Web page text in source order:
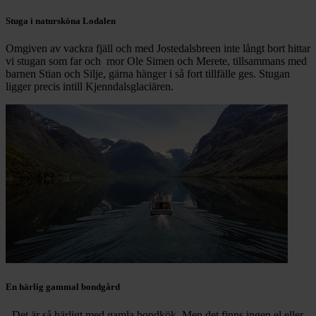
Stuga i natursköna Lodalen
Omgiven av vackra fjäll och med Jostedalsbreen inte långt bort hittar
vi stugan som far och mor Ole Simen och Merete, tillsammans med
barnen Stian och Silje, gärna hänger i så fort tillfälle ges. Stugan
ligger precis intill Kjenndalsglaciären.
En härlig gammal bondgård